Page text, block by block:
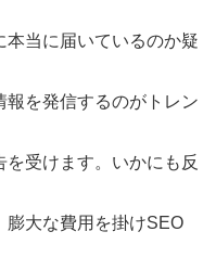
本当に届いているのか疑
報を発信するのがトレン
受けます。いかにも反
膨大な費用を掛けSEO